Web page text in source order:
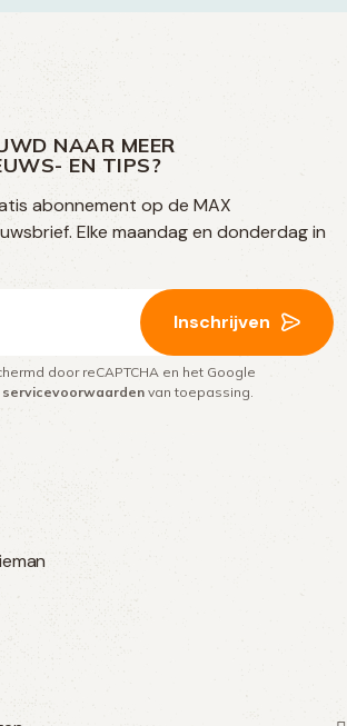
NAAR MEER
EN TIPS?
abonnement op de MAX
Elke maandag en donderdag in
Inschrijven
door reCAPTCHA en het Google
servicevoorwaarden van toepassing.